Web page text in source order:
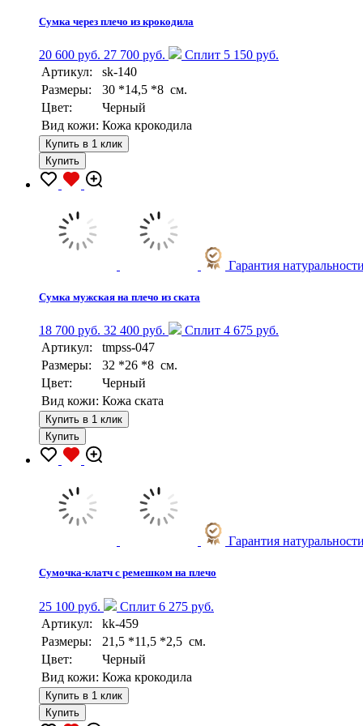
Сумка через плечо из крокодила
20 600 руб. 27 700 руб.
Сплит 5 150 руб.
Артикул:
sk-140
Размеры:
30 *14,5 *8 см.
Цвет:
Черный
Вид кожи: Кожа крокодила
Купить в 1 клик
Купить
Гарантия
Сумка мужская на плечо из ската
18 700 руб. 32 400 руб.
Сплит 4 675 руб.
Артикул:
tmpss-047
Размеры:
32 *26 *8 см.
Цвет:
Черный
Вид кожи: Кожа ската
Купить в 1 клик
Купить
Гарантия
Сумочка-клатч с ремешком на плечо
25 100 руб.
Сплит 6 275 руб.
Артикул:
kk-459
Размеры:
21,5 *11,5 *2,5 см.
Цвет:
Черный
Вид кожи: Кожа крокодила
Купить в 1 клик
Купить